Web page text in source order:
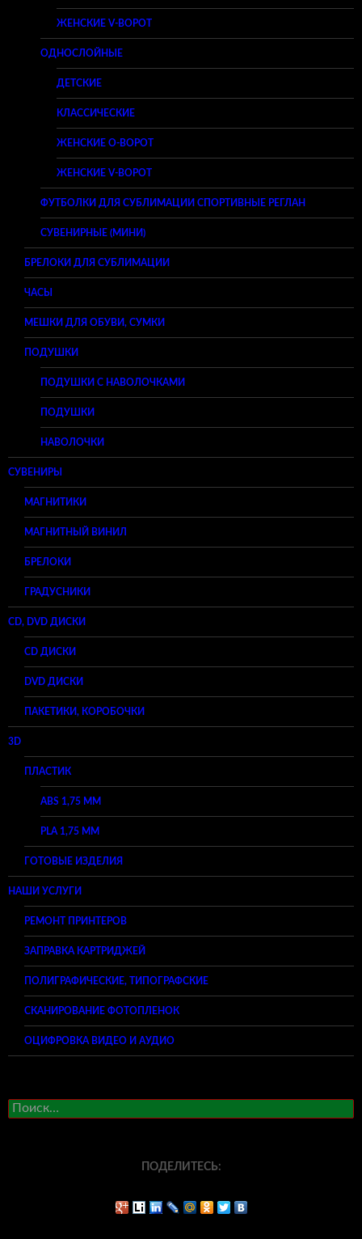
ЖЕНСКИЕ V-ВОРОТ
ОДНОСЛОЙНЫЕ
ДЕТСКИЕ
КЛАССИЧЕСКИЕ
ЖЕНСКИЕ O-ВОРОТ
ЖЕНСКИЕ V-ВОРОТ
ФУТБОЛКИ ДЛЯ СУБЛИМАЦИИ СПОРТИВНЫЕ РЕГЛАН
СУВЕНИРНЫЕ (МИНИ)
БРЕЛОКИ ДЛЯ СУБЛИМАЦИИ
ЧАСЫ
МЕШКИ ДЛЯ ОБУВИ, СУМКИ
ПОДУШКИ
ПОДУШКИ С НАВОЛОЧКАМИ
ПОДУШКИ
НАВОЛОЧКИ
СУВЕНИРЫ
МАГНИТИКИ
МАГНИТНЫЙ ВИНИЛ
БРЕЛОКИ
ГРАДУСНИКИ
CD, DVD ДИСКИ
CD ДИСКИ
DVD ДИСКИ
ПАКЕТИКИ, КОРОБОЧКИ
3D
ПЛАСТИК
ABS 1,75 ММ
PLA 1,75 ММ
ГОТОВЫЕ ИЗДЕЛИЯ
НАШИ УСЛУГИ
РЕМОНТ ПРИНТЕРОВ
ЗАПРАВКА КАРТРИДЖЕЙ
ПОЛИГРАФИЧЕСКИЕ, ТИПОГРАФСКИЕ
СКАНИРОВАНИЕ ФОТОПЛЕНОК
ОЦИФРОВКА ВИДЕО И АУДИО
Найти:
ПОДЕЛИТЕСЬ: